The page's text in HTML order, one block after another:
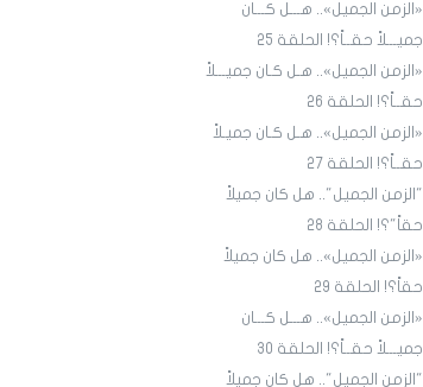
«الزمن الجميل».. هـــل كـــان
جميـــلاً حقــاً؟! الحلقة 25
«الزمن الجميل».. هـل كـان جميـــلاً
حقــاً؟! الحلقة 26
«الزمن الجميل».. هـل كـان جميـلاً
حقــاً؟! الحلقة 27
"الزمن الجميل".. هل كان جميلاً
حقاً"؟! الحلقة 28
«الزمن الجميل».. هل كان جميلاً
حقاً؟! الحلقة 29
«الزمن الجميل».. هـــل كـــان
جميـــلاً حقــاً؟! الحلقة 30
"الزمن الجميل".. هل كان جميلاً